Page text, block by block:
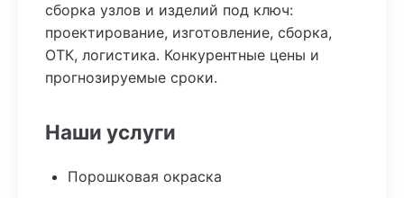
сборка узлов и изделий под ключ:
проектирование, изготовление, сборка,
ОТК, логистика. Конкурентные цены и
прогнозируемые сроки.
Наши услуги
Порошковая окраска